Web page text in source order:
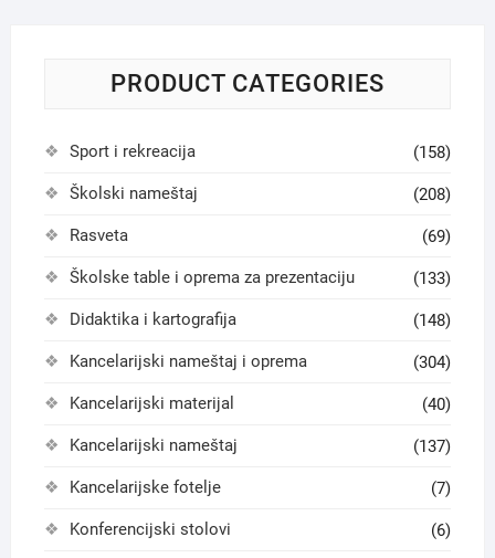
PRODUCT CATEGORIES
Sport i rekreacija (158)
Školski nameštaj (208)
Rasveta (69)
Školske table i oprema za prezentaciju (133)
Didaktika i kartografija (148)
Kancelarijski nameštaj i oprema (304)
Kancelarijski materijal (40)
Kancelarijski nameštaj (137)
Kancelarijske fotelje (7)
Konferencijski stolovi (6)